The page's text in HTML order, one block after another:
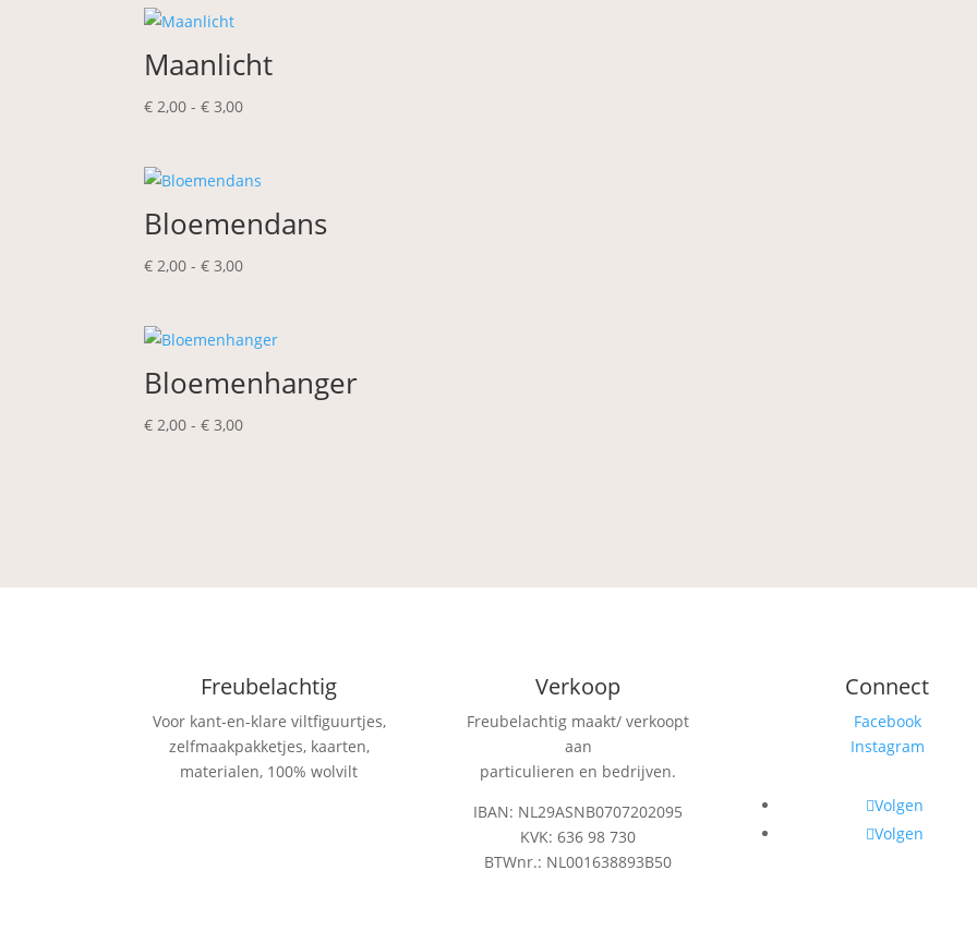
Maanlicht
€ 2,00 - € 3,00Prijsklasse:
€ 3,00
Bloemendans
€ 2,00 - € 3,00Prijsklasse:
€ 3,00
Bloemenhanger
€ 2,00 - € 3,00Prijsklasse:
Freubelachtig
Voor kant-en-klare viltfiguurtjes,
zelfmaakpakketjes, kaarten,
materialen, 100% wolvilt
Verkoop
Freubelachtig maakt/ verkoopt
aan
particulieren en bedrijven.
IBAN: NL29ASNB0707202095
KVK: 636 98 730
BTWnr.: NL001638893B50
Connect
Facebook
Instagram
Volgen
Volgen